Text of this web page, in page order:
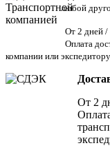
любой
От 2 дней /
Оплата
компании или экспедитору
От 2